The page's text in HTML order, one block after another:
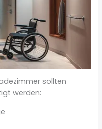
sollten
werden: